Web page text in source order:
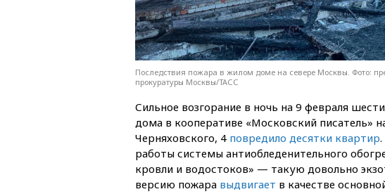
Последствия пожара в жилом доме на севере Москвы. Фото:
прокуратуры Москвы/ТАСС
Сильное возгорание в ночь на 9 февраля
дома в кооперативе «Московский писатель»
Черняховского, 4 повредило десятки квартир
работы системы антиобледенительного
кровли и водостоков» — такую довольно
версию пожара выдвигает в качестве